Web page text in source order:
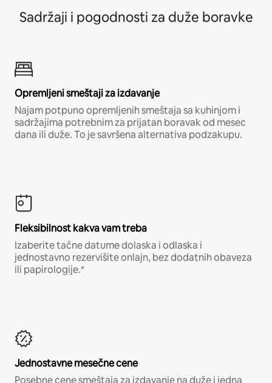
Sadržaji i pogodnosti za duže boravke
Opremljeni smeštaji za izdavanje
Najam potpuno opremljenih smeštaja sa kuhinjom i
sadržajima potrebnim za prijatan boravak od mesec
dana ili duže. To je savršena alternativa podzakupu.
Fleksibilnost kakva vam treba
Izaberite tačne datume dolaska i odlaska i
jednostavno rezervišite onlajn, bez dodatnih obaveza
ili papirologije.*
Jednostavne mesečne cene
Posebne cene smeštaja za izdavanje na duže i jedna